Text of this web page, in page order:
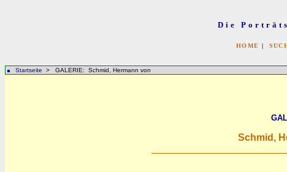
Die
HOME |
Startseite > GALERIE: Schmid, Hermann von
Schmid,